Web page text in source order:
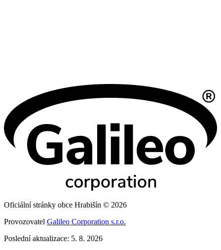
Oficiální stránky obce Hrabišín © 2026
Provozovatel Galileo Corporation s.r.o.
Poslední aktualizace: 5. 8. 2026